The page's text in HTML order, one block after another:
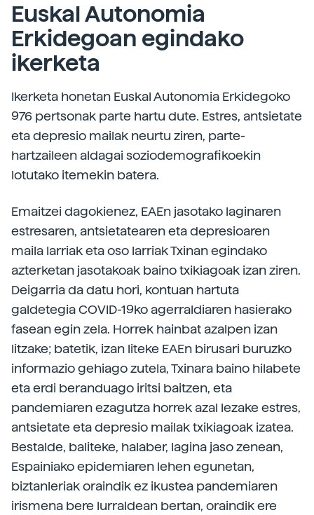
Euskal Autonomia
Erkidegoan egindako
ikerketa
Ikerketa honetan Euskal Autonomia Erkidegoko
976 pertsonak parte hartu dute. Estres, antsietate
eta depresio mailak neurtu ziren, parte-
hartzaileen aldagai soziodemografikoekin
lotutako itemekin batera.
Emaitzei dagokienez, EAEn jasotako laginaren
estresaren, antsietatearen eta depresioaren
maila larriak eta oso larriak Txinan egindako
azterketan jasotakoak baino txikiagoak izan ziren.
Deigarria da datu hori, kontuan hartuta
galdetegia COVID-19ko agerraldiaren hasierako
fasean egin zela. Horrek hainbat azalpen izan
litzake; batetik, izan liteke EAEn birusari buruzko
informazio gehiago zutela, Txinara baino hilabete
eta erdi beranduago iritsi baitzen, eta
pandemiaren ezagutza horrek azal lezake estres,
antsietate eta depresio mailak txikiagoak izatea.
Bestalde, baliteke, halaber, lagina jaso zenean,
Espainiako epidemiaren lehen egunetan,
biztanleriak oraindik ez ikustea pandemiaren
irismena bere lurraldean bertan, oraindik ere